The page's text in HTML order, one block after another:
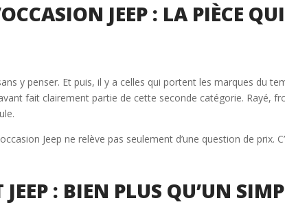
JEEP : LA PIÈCE
y penser. Et puis, il y a celles qui portent les marques du
fait clairement partie de cette seconde catégorie. Rayé,
Jeep ne relève pas seulement d’une question de prix.
: BIEN PLUS QU’UN